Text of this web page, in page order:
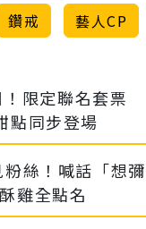
鑽戒 藝人CP
限定聯名套票
點同步登場
絲！喊話「想彌
雞全點名